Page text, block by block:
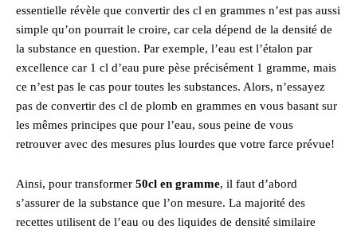
essentielle révèle que convertir des cl en grammes n’est pas aussi
simple qu’on pourrait le croire, car cela dépend de la densité de
la substance en question. Par exemple, l’eau est l’étalon par
excellence car 1 cl d’eau pure pèse précisément 1 gramme, mais
ce n’est pas le cas pour toutes les substances. Alors, n’essayez
pas de convertir des cl de plomb en grammes en vous basant sur
les mêmes principes que pour l’eau, sous peine de vous
retrouver avec des mesures plus lourdes que votre farce prévue!
Ainsi, pour transformer 50cl en gramme, il faut d’abord
s’assurer de la substance que l’on mesure. La majorité des
recettes utilisent de l’eau ou des liquides de densité similaire